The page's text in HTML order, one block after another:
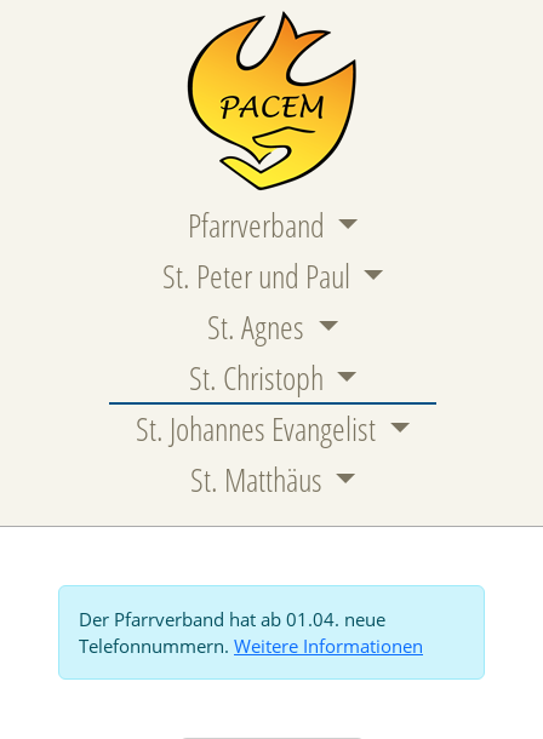
Pfarrverband
St. Peter und Paul
St. Agnes
St. Christoph
St. Johannes Evangelist
St. Matthäus
Der Pfarrverband hat ab 01.04. neue
Telefonnummern. Weitere Informationen